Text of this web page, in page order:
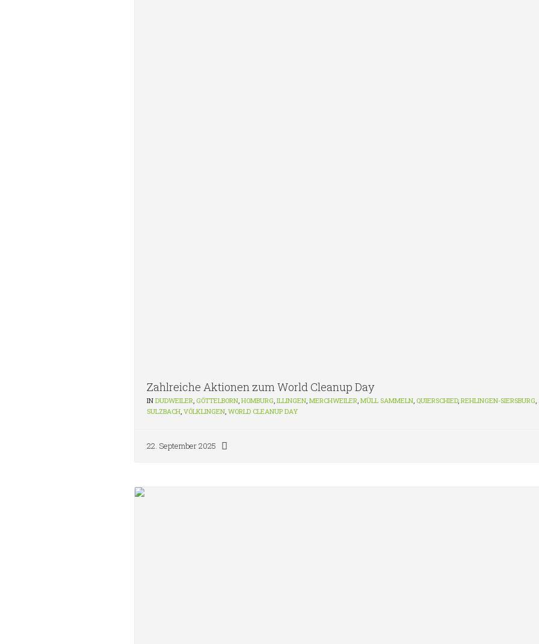
Zahlreiche Aktionen zum World Cleanup Day
INDUDWEILER, GÖTTELBORN,HOMBURG,ILLINGEN,MERCHWEILER,MÜLL SAMMELN, QUIERSCHIED,REHLINGEN-SIERSBURG,
SULZBACH,VÖLKLINGEN,WORLD CLEANUP DAY
22. September 2025